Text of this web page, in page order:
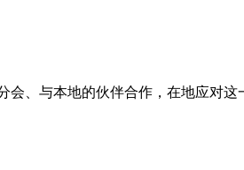
、与本地的伙伴合作，在地应对这